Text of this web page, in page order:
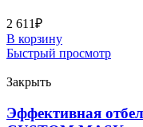
2 611₽
В корзину
Быстрый просмотр
Закрыть
Эффективная